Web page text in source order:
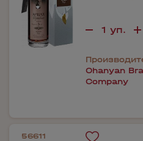
Ohanyan
Company
56611